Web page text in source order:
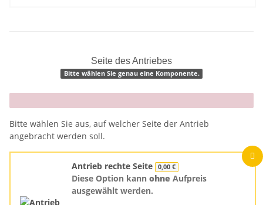
Seite des Antriebes
Bitte wählen Sie genau eine Komponente.
x
Bitte wählen Sie aus, auf welcher Seite der Antrieb
angebracht werden soll.
Antrieb rechte Seite 0,00 €
Diese Option kann ohne Aufpreis
ausgewählt werden.